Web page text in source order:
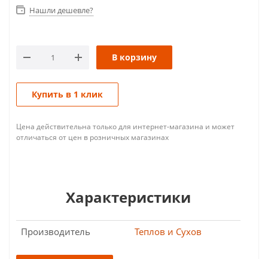
Нашли дешевле?
В корзину
Купить в 1 клик
Цена действительна только для интернет-магазина и может
отличаться от цен в розничных магазинах
Характеристики
Производитель Теплов и Сухов